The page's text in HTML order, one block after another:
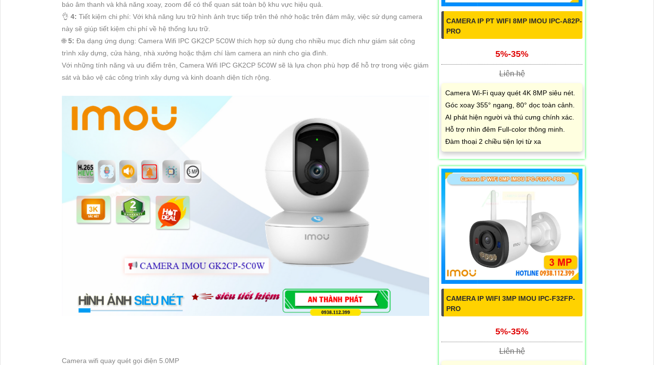
báo âm thanh và khả năng xoay, zoom để có thể quan sát toàn bộ khu vực hiệu quả.
👌 4: Tiết kiệm chi phí: Với khả năng lưu trữ hình ảnh trực tiếp trên thẻ nhớ hoặc trên đám mây, việc sử dụng camera
này sẽ giúp tiết kiệm chi phí về hệ thống lưu trữ.
🌐5: Đa dạng ứng dụng: Camera Wifi IPC GK2CP 5C0W thích hợp sử dụng cho nhiều mục đích như giám sát công
trình xây dựng, cửa hàng, nhà xưởng hoặc thậm chí làm camera an ninh cho gia đình.
Với những tính năng và ưu điểm trên, Camera Wifi IPC GK2CP 5C0W sẽ là lựa chọn phù hợp để hỗ trợ trong việc giám
sát và bảo vệ các công trình xây dựng và kinh doanh diện tích rộng.
Camera wifi quay quét gọi điện 5.0MP
CAMERA IP PT WIFI 8MP IMOU IPC-A82P-
PRO
5%-35%
Liên hệ
Camera Wi-Fi quay quét 4K 8MP siêu nét.
Góc xoay 355° ngang, 80° dọc toàn cảnh.
AI phát hiện người và thú cưng chính xác.
Hỗ trợ nhìn đêm Full-color thông minh.
Đàm thoại 2 chiều tiện lợi từ xa
CAMERA IP WIFI 3MP IMOU IPC-F32FP-
PRO
5%-35%
Liên hệ